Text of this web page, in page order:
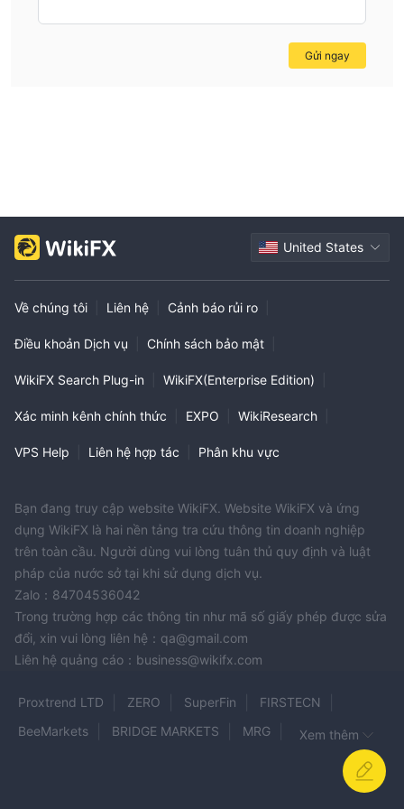
Gửi ngay
United States
Về chúng tôi Liên hệ Cảnh báo rủi ro
Điều khoản Dịch vụ Chính sách bảo mật
WikiFX Search Plug-in WikiFX(Enterprise Edition)
Xác minh kênh chính thức EXPO WikiResearch
VPS Help Liên hệ hợp tác Phân khu vực
Bạn đang truy cập website WikiFX. Website WikiFX và ứng
dụng WikiFX là hai nền tảng tra cứu thông tin doanh nghiệp
trên toàn cầu. Người dùng vui lòng tuân thủ quy định và luật
pháp của nước sở tại khi sử dụng dịch vụ.
Zalo：84704536042
Trong trường hợp các thông tin như mã số giấy phép được sửa
đổi, xin vui lòng liên hệ：qa@gmail.com
Liên hệ quảng cáo：business@wikifx.com
Proxtrend LTD ZERO SuperFin
FIRSTECN
BeeMarkets
BRIDGE MARKETS
MRG
FX6
Xem thêm